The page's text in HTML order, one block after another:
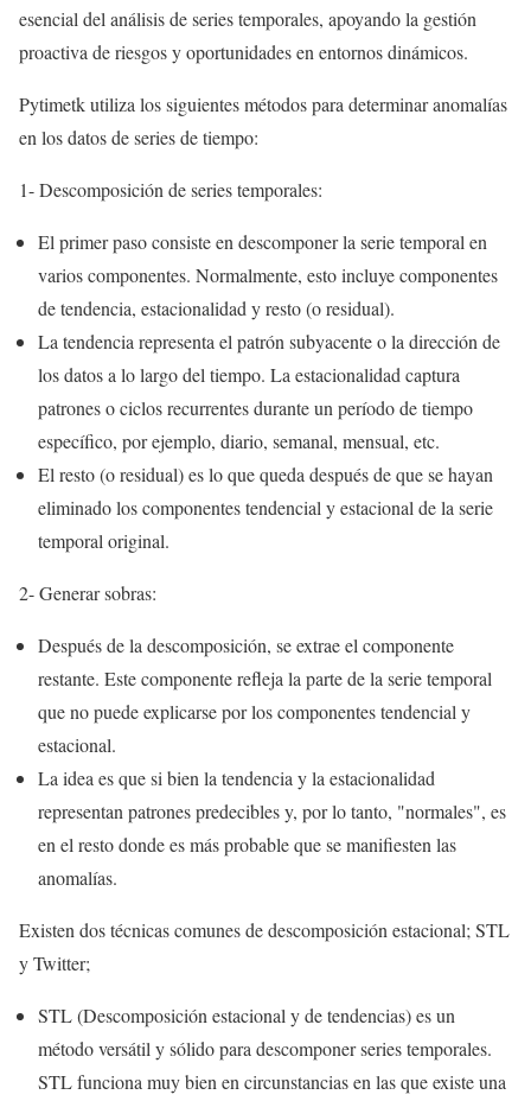
esencial del análisis de series temporales, apoyando la gestión
proactiva de riesgos y oportunidades en entornos dinámicos.
Pytimetk utiliza los siguientes métodos para determinar anomalías
en los datos de series de tiempo:
1- Descomposición de series temporales:
El primer paso consiste en descomponer la serie temporal en
varios componentes. Normalmente, esto incluye componentes
de tendencia, estacionalidad y resto (o residual).
La tendencia representa el patrón subyacente o la dirección de
los datos a lo largo del tiempo. La estacionalidad captura
patrones o ciclos recurrentes durante un período de tiempo
específico, por ejemplo, diario, semanal, mensual, etc.
El resto (o residual) es lo que queda después de que se hayan
eliminado los componentes tendencial y estacional de la serie
temporal original.
2- Generar sobras:
Después de la descomposición, se extrae el componente
restante. Este componente refleja la parte de la serie temporal
que no puede explicarse por los componentes tendencial y
estacional.
La idea es que si bien la tendencia y la estacionalidad
representan patrones predecibles y, por lo tanto, "normales", es
en el resto donde es más probable que se manifiesten las
anomalías.
Existen dos técnicas comunes de descomposición estacional; STL
y Twitter;
STL (Descomposición estacional y de tendencias) es un
método versátil y sólido para descomponer series temporales.
STL funciona muy bien en circunstancias en las que existe una